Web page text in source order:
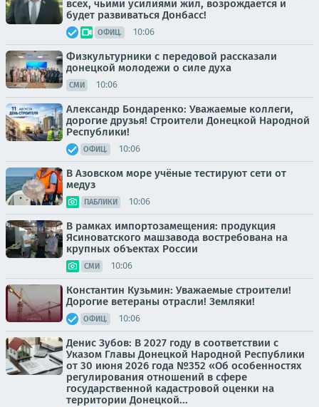
всех, чьими усилиями жил, возрождается и
будет развиваться Донбасс!
ОФИЦ. 10:06
Физкультурники с передовой рассказали
донецкой молодежи о силе духа
СМИ 10:06
Александр Бондаренко: Уважаемые коллеги,
дорогие друзья! Строители Донецкой Народной
Республики!
ОФИЦ. 10:06
В Азовском море учёные тестируют сети от
медуз
ПАБЛИКИ 10:06
В рамках импортозамещения: продукция
Ясиноватского машзавода востребована на
крупных объектах России
СМИ 10:06
Константин Кузьмин: Уважаемые строители!
Дорогие ветераны отрасли! Земляки!
ОФИЦ. 10:06
Денис Зубов: В 2027 году в соответствии с
Указом Главы Донецкой Народной Республики
от 30 июня 2026 года №352 «Об особенностях
регулирования отношений в сфере
государственной кадастровой оценки на
территории Донецкой...